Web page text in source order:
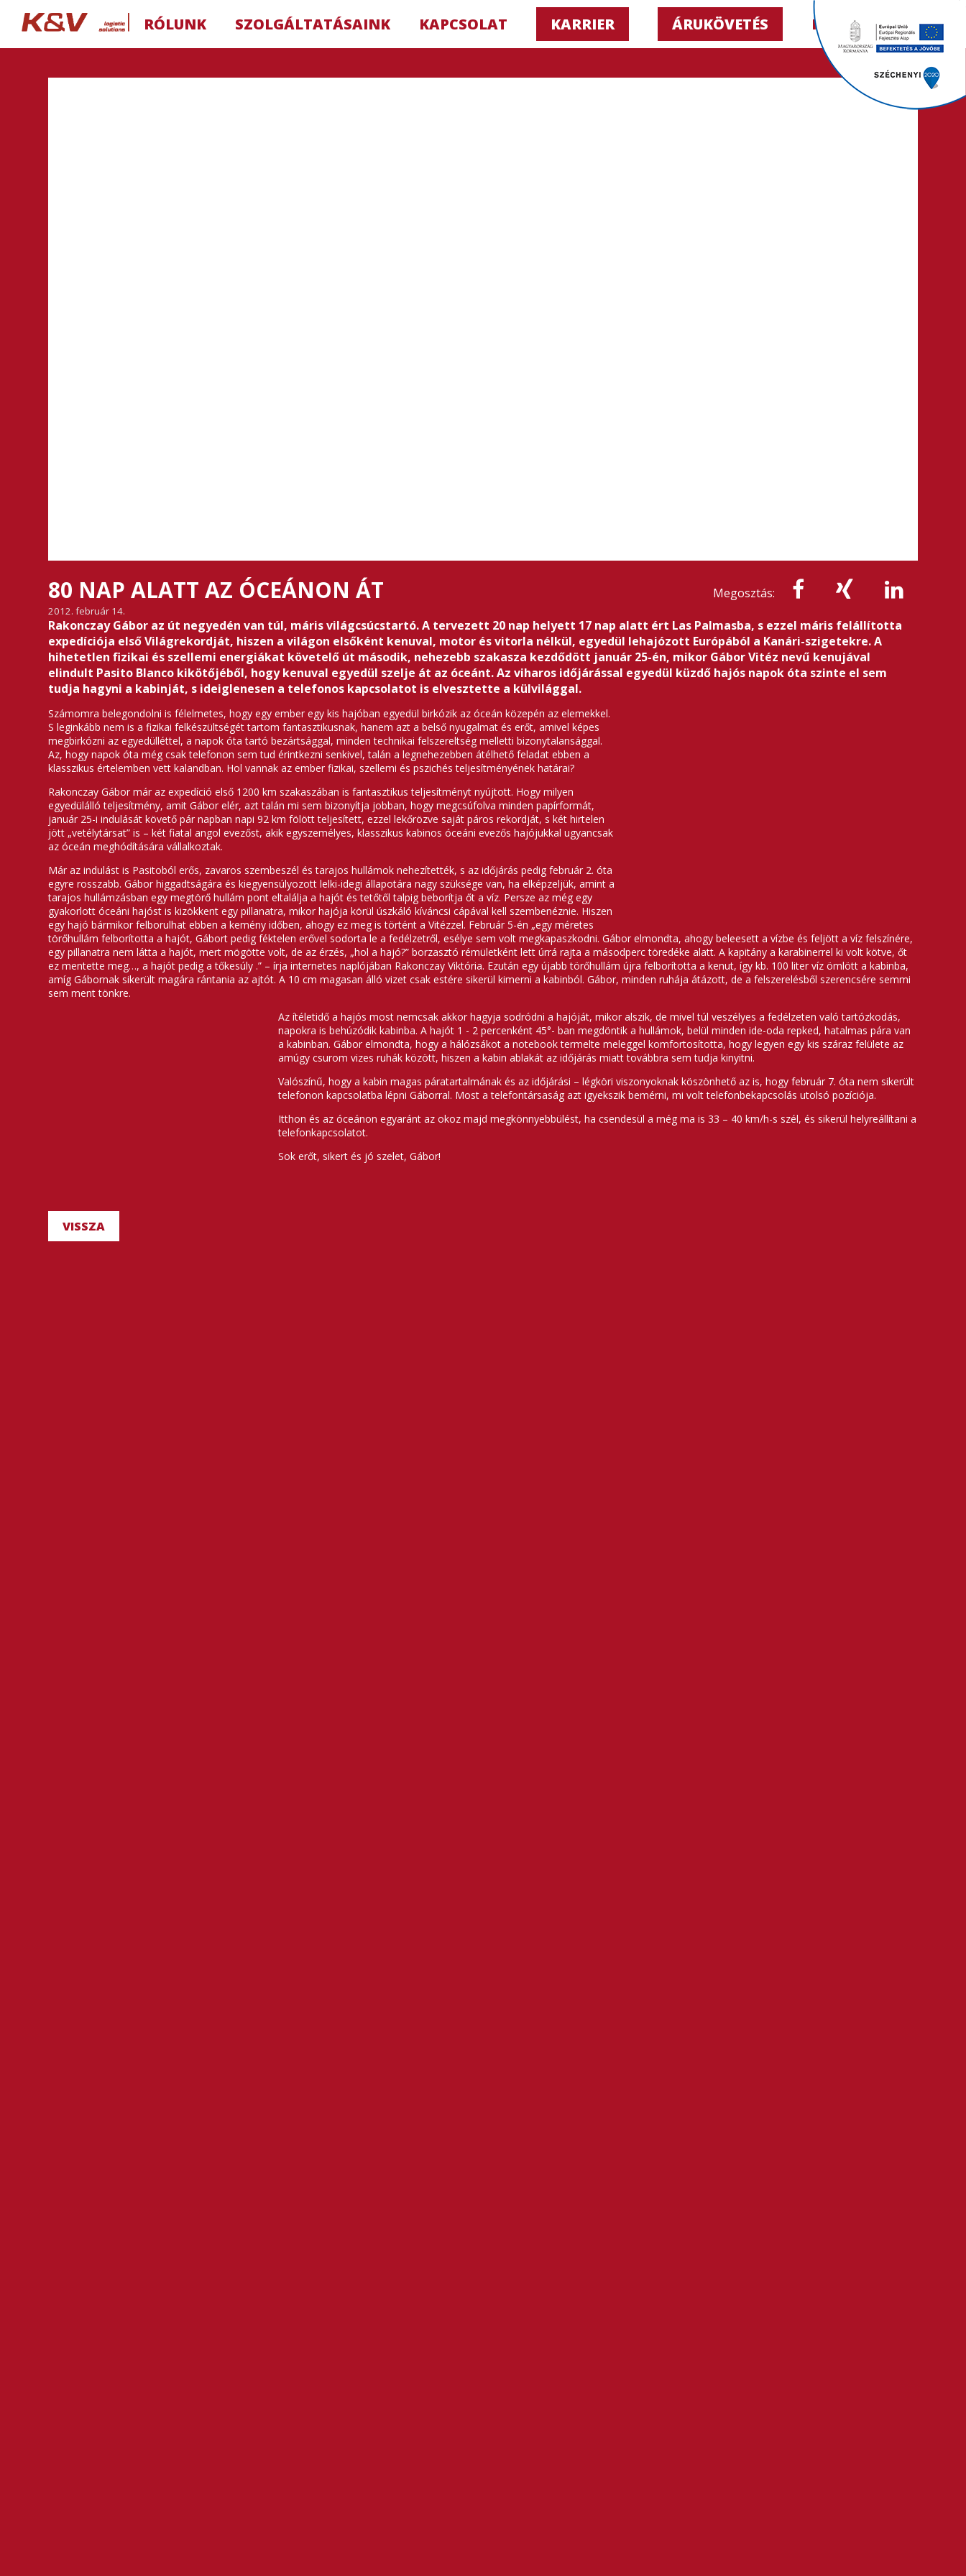
RÓLUNK SZOLGÁLTATÁSAINK KAPCSOLAT KARRIER ÁRUKÖVETÉS HU ▼
Megosztás:
80 NAP ALATT AZ ÓCEÁNON ÁT
2012. február 14.
Rakonczay Gábor az út negyedén van túl, máris világcsúcstartó. A tervezett 20 nap helyett 17 nap alatt ért Las Palmasba, s ezzel máris felállította
expedíciója első Világrekordját, hiszen a világon elsőként kenuval, motor és vitorla nélkül, egyedül lehajózott Európából a Kanári-szigetekre. A
hihetetlen fizikai és szellemi energiákat követelő út második, nehezebb szakasza kezdődött január 25-én, mikor Gábor Vitéz nevű kenujával
elindult Pasito Blanco kikötőjéből, hogy kenuval egyedül szelje át az óceánt. Az viharos időjárással egyedül küzdő hajós napok óta szinte el sem
tudja hagyni a kabinját, s ideiglenesen a telefonos kapcsolatot is elvesztette a külvilággal.
Számomra belegondolni is félelmetes, hogy egy ember egy kis hajóban egyedül birkózik az óceán közepén az elemekkel.
S leginkább nem is a fizikai felkészültségét tartom fantasztikusnak, hanem azt a belső nyugalmat és erőt, amivel képes
megbirkózni az egyedülléttel, a napok óta tartó bezártsággal, minden technikai felszereltség melletti bizonytalansággal.
Az, hogy napok óta még csak telefonon sem tud érintkezni senkivel, talán a legnehezebben átélhető feladat ebben a
klasszikus értelemben vett kalandban. Hol vannak az ember fizikai, szellemi és pszichés teljesítményének határai?
Rakonczay Gábor már az expedíció első 1200 km szakaszában is fantasztikus teljesítményt nyújtott. Hogy milyen
egyedülálló teljesítmény, amit Gábor elér, azt talán mi sem bizonyítja jobban, hogy megcsúfolva minden papírformát,
január 25-i indulását követő pár napban napi 92 km fölött teljesített, ezzel lekőrözve saját páros rekordját, s két hirtelen
jött „vetélytársat” is – két fiatal angol evezőst, akik egyszemélyes, klasszikus kabinos óceáni evezős hajójukkal ugyancsak
az óceán meghódítására vállalkoztak.
Már az indulást is Pasitoból erős, zavaros szembeszél és tarajos hullámok nehezítették, s az időjárás pedig február 2. óta
egyre rosszabb. Gábor higgadtságára és kiegyensúlyozott lelki-idegi állapotára nagy szüksége van, ha elképzeljük, amint a
tarajos hullámzásban egy megtörő hullám pont eltalálja a hajót és tetőtől talpig beborítja őt a víz. Persze az még egy
gyakorlott óceáni hajóst is kizökkent egy pillanatra, mikor hajója körül úszkáló kíváncsi cápával kell szembenéznie. Hiszen
egy hajó bármikor felborulhat ebben a kemény időben, ahogy ez meg is történt a Vitézzel. Február 5-én „egy méretes
törőhullám felborította a hajót, Gábort pedig féktelen erővel sodorta le a fedélzetről, esélye sem volt megkapaszkodni. Gábor elmondta, ahogy beleesett a vízbe és feljött a víz felszínére,
egy pillanatra nem látta a hajót, mert mögötte volt, de az érzés, „hol a hajó?” borzasztó rémületként lett úrrá rajta a másodperc töredéke alatt. A kapitány a karabinerrel ki volt kötve, őt
ez mentette meg…, a hajót pedig a tőkesúly .” – írja internetes naplójában Rakonczay Viktória. Ezután egy újabb törőhullám újra felborította a kenut, így kb. 100 liter víz ömlött a kabinba,
amíg Gábornak sikerült magára rántania az ajtót. A 10 cm magasan álló vizet csak estére sikerül kimerni a kabinból. Gábor, minden ruhája átázott, de a felszerelésből szerencsére semmi
sem ment tönkre.
Az ítéletidő a hajós most nemcsak akkor hagyja sodródni a hajóját, mikor alszik, de mivel túl veszélyes a fedélzeten való tartózkodás,
napokra is behúzódik kabinba. A hajót 1 - 2 percenként 45°- ban megdöntik a hullámok, belül minden ide-oda repked, hatalmas pára van
a kabinban. Gábor elmondta, hogy a hálózsákot a notebook termelte meleggel komfortosította, hogy legyen egy kis száraz felülete az
amúgy csurom vizes ruhák között, hiszen a kabin ablakát az időjárás miatt továbbra sem tudja kinyitni.
Valószínű, hogy a kabin magas páratartalmának és az időjárási – légköri viszonyoknak köszönhető az is, hogy február 7. óta nem sikerült
telefonon kapcsolatba lépni Gáborral. Most a telefontársaság azt igyekszik bemérni, mi volt telefonbekapcsolás utolsó pozíciója.
Itthon és az óceánon egyaránt az okoz majd megkönnyebbülést, ha csendesül a még ma is 33 – 40 km/h-s szél, és sikerül helyreállítani a
telefonkapcsolatot.
Sok erőt, sikert és jó szelet, Gábor!
VISSZA